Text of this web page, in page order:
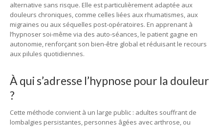
alternative sans risque. Elle est particulièrement adaptée aux
douleurs chroniques, comme celles liées aux rhumatismes, aux
migraines ou aux séquelles post-opératoires. En apprenant à
l’hypnoser soi-même via des auto-séances, le patient gagne en
autonomie, renforçant son bien-être global et réduisant le recours
aux pilules quotidiennes.
À qui s’adresse l’hypnose pour la douleur
?
Cette méthode convient à un large public : adultes souffrant de
lombalgies persistantes, personnes âgées avec arthrose, ou